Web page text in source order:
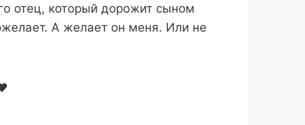
отец, который дорожит сыном
А желает он меня. Или не